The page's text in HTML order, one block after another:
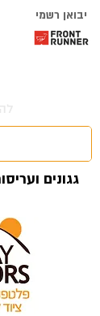
יבואן רשמי